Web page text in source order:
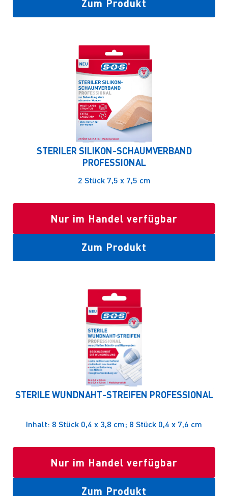
Zum Produkt
STERILER SILIKON-SCHAUMVERBAND
PROFESSIONAL
2 Stück 7,5 x 7,5 cm
Nur im Handel verfügbar
Zum Produkt
STERILE WUNDNAHT-STREIFEN PROFESSIONAL
Inhalt: 8 Stück 0,4 x 3,8 cm; 8 Stück 0,4 x 7,6 cm
Nur im Handel verfügbar
Zum Produkt